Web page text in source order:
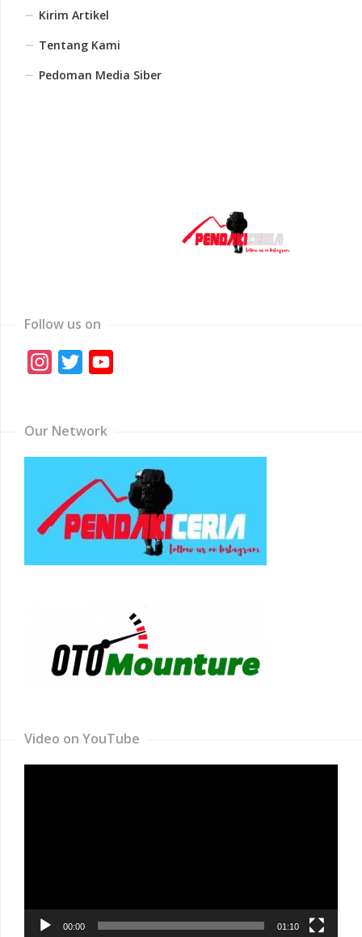
Kirim Artikel
Tentang Kami
Pedoman Media Siber
Follow us on
Instagram
Twitter
Our Network
Video on YouTube
00:00 01:10